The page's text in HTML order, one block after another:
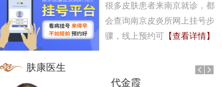
很多皮肤患者来南京就诊，都
会查询南京皮炎所网上挂号步
骤，线上预约可 【查看详情】
代金霞
肤康医生